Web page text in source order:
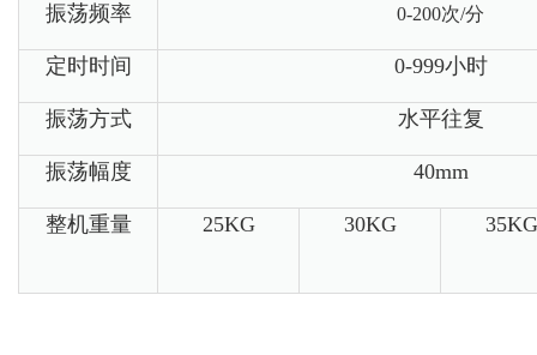
振荡频率 0-200次/分
定时时间 0-999小时
振荡方式 水平往复
振荡幅度 40mm
整机重量 25KG 30KG 35KG